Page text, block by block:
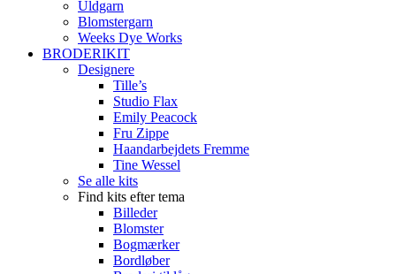
Uldgarn
Blomstergarn
Weeks Dye Works
BRODERIKIT
Designere
Tille’s
Studio Flax
Emily Peacock
Fru Zippe
Haandarbejdets Fremme
Tine Wessel
Se alle kits
Find kits efter tema
Billeder
Blomster
Bogmærker
Bordløber